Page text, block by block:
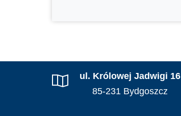
ul. Królowej Jadwigi 16
85-231 Bydgoszcz